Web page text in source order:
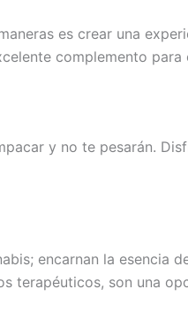
es crear una
complemento para
y no te pesarán.
encarnan la esencia
terapéuticos, son una